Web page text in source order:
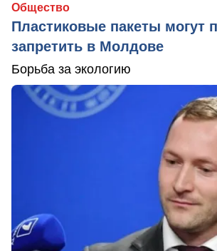
Общество
Пластиковые пакеты могут
запретить в Молдове
Борьба за экологию